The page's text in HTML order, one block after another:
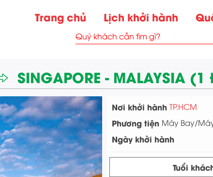
Trang chủ Lịch khởi hành
SINGAPORE - MALAYSIA (1
Nơi khởi hành TP.HCM
Phương tiện Máy Bay/
Ngày khởi hành
Tuổi